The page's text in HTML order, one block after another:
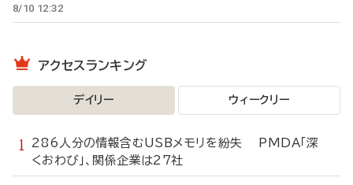
8/10 12:32
アクセスランキング
デイリー ウィークリー
286人分の情報含むUSBメモリを紛失 PMDA「深
くおわび」、関係企業は27社